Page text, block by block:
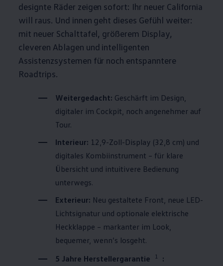
designte Räder zeigen sofort: Ihr neuer California
will raus. Und innen geht dieses Gefühl weiter:
mit neuer Schalttafel, größerem Display,
cleveren Ablagen und intelligenten
Assistenzsystemen für noch entspanntere
Roadtrips.
Weitergedacht: Geschärft im Design,
digitaler im Cockpit, noch angenehmer auf
Tour.
Interieur: 12,9-Zoll-Display (32,8 cm) und
digitales Kombiinstrument – für klare
Übersicht und intuitivere Bedienung
unterwegs.
Exterieur: Neu gestaltete Front, neue LED-
Lichtsignatur und optionale elektrische
Heckklappe – markanter im Look,
bequemer, wenn’s losgeht.
5 Jahre Herstellergarantie
1
: